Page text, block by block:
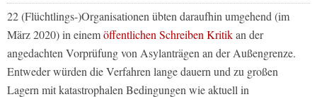
22 (Flüchtlings-)Organisationen übten daraufhin umgehend (im
März 2020) in einemöffentlichen Schreiben Kritikan der
angedachten Vorprüfung von Asylanträgen an der Außengrenze.
Entweder würden die Verfahren lange dauern und zu großen
Lagern mit katastrophalen Bedingungen wie aktuell in